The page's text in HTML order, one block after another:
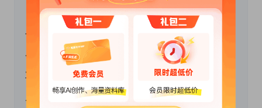
我认为的教师的道德素质并不是指规范、准
则本身，而是教师把这些规范、准则逐步内化，
成为教师从事教育事业的准则。教师所从事的职
业是教育人、塑造人的事业，因此，教师道德素
质比教师文化素质更为重要。而教师道德是教师